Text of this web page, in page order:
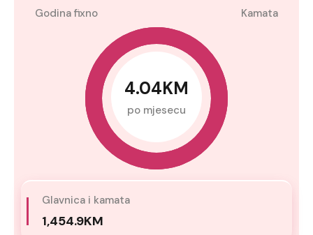
Godina fixno Kamata
4.04KM
po mjesecu
Glavnica i kamata
1,454.9KM